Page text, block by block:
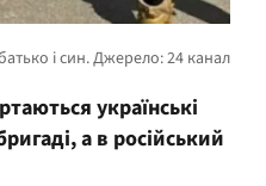
українські
а в російський